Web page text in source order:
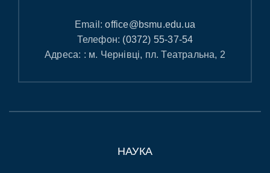
Email:office@bsmu.edu.ua
Телефон: (0372) 55-37-54
Адреса: : м. Чернівці, пл. Театральна, 2
НАУКА